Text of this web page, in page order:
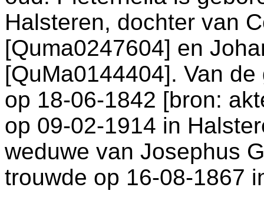
Halsteren, dochter van
[Quma0247604] en
[QuMa0144404]. Van
op 18-06-1842 [bron:
op 09-02-1914 in
weduwe van Josephus
trouwde op 16-08-1867